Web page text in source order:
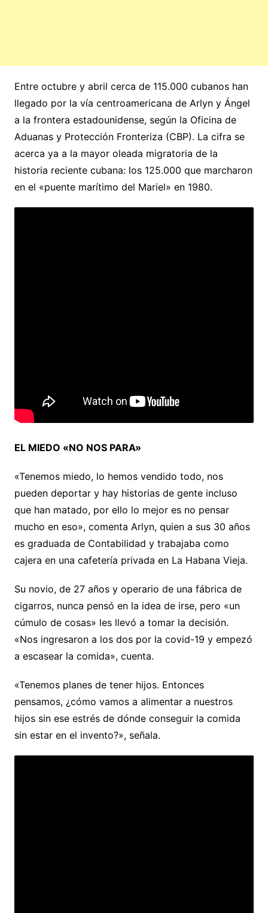
Entre octubre y abril cerca de 115.000 cubanos han
llegado por la vía centroamericana de Arlyn y Ángel
a la frontera estadounidense, según la Oficina de
Aduanas y Protección Fronteriza (CBP). La cifra se
acerca ya a la mayor oleada migratoria de la
historia reciente cubana: los 125.000 que marcharon
en el «puente marítimo del Mariel» en 1980.
EL MIEDO «NO NOS PARA»
«Tenemos miedo, lo hemos vendido todo, nos
pueden deportar y hay historias de gente incluso
que han matado, por ello lo mejor es no pensar
mucho en eso», comenta Arlyn, quien a sus 30 años
es graduada de Contabilidad y trabajaba como
cajera en una cafetería privada en La Habana Vieja.
Su novio, de 27 años y operario de una fábrica de
cigarros, nunca pensó en la idea de irse, pero «un
cúmulo de cosas» les llevó a tomar la decisión.
«Nos ingresaron a los dos por la covid-19 y empezó
a escasear la comida», cuenta.
«Tenemos planes de tener hijos. Entonces
pensamos, ¿cómo vamos a alimentar a nuestros
hijos sin ese estrés de dónde conseguir la comida
sin estar en el invento?», señala.